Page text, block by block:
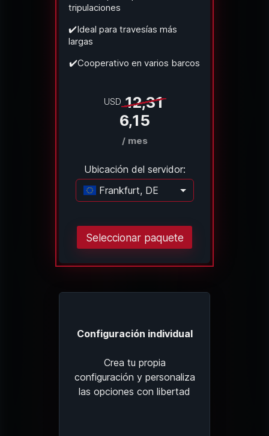
tripulaciones
✔️Ideal para travesías más
largas
✔️Cooperativo en varios barcos
USD 12,31
6,15
/ mes
Ubicación del servidor:
Frankfurt, DE
Cargando..
Seleccionar paquete
Configuración individual
Crea tu propia
configuración y personaliza
las opciones con libertad